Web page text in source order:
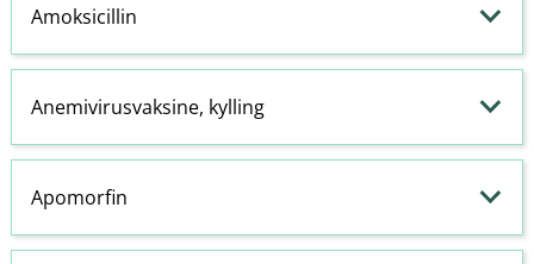
Amoksicillin
Anemivirusvaksine, kylling
Apomorfin